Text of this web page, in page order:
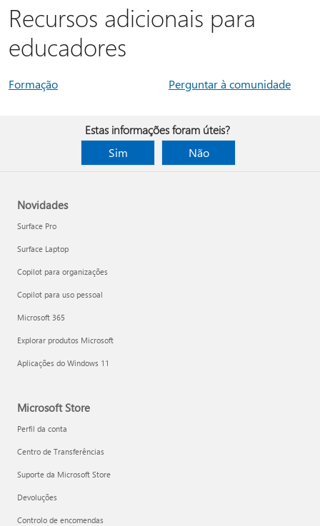
Recursos adicionais para
educadores
Formação Perguntar à comunidade
Estas informações foram úteis?
Sim
Não
Novidades
Surface Pro
Surface Laptop
Copilot para organizações
Copilot para uso pessoal
Microsoft 365
Explorar produtos Microsoft
Aplicações do Windows 11
Microsoft Store
Perfil da conta
Centro de Transferências
Suporte da Microsoft Store
Devoluções
Controlo de encomendas